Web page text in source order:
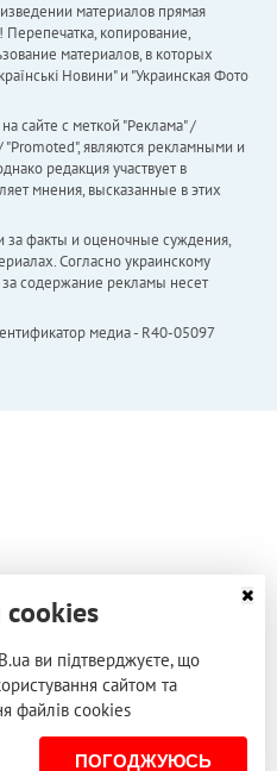
материалов прямая
Перепечатка, копирование,
материалов, в которых
Новини" и "Украинская Фото
сайте с меткой "Реклама" /
являются рекламными и
редакция участвует в
мнения, высказанные в этих
за факты и оценочные суждения,
Согласно украинскому
за содержание рекламы несет
медиа - R40-05097
cookies
ви підтверджуєте, що
сайтом та
файлів cookies
ПОГОДЖУЮСЬ